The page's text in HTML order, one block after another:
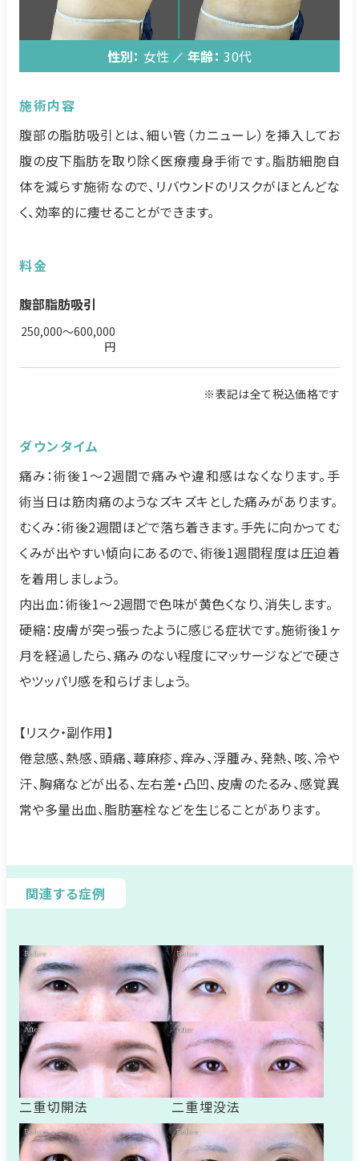
性別： 女性 年齢： 30代
施術内容
腹部の脂肪吸引とは、細い管（カニューレ）を挿入してお
腹の皮下脂肪を取り除く医療痩身手術です。脂肪細胞自
体を減らす施術なので、リバウンドのリスクがほとんどな
く、効率的に痩せることができます。
料金
腹部脂肪吸引
250,000～600,000
円
※表記は全て税込価格です
ダウンタイム
痛み：術後1～2週間で痛みや違和感はなくなります。手
術当日は筋肉痛のようなズキズキとした痛みがあります。
むくみ：術後2週間ほどで落ち着きます。手先に向かってむ
くみが出やすい傾向にあるので、術後1週間程度は圧迫着
を着用しましょう。
内出血：術後1～2週間で色味が黄色くなり、消失します。
硬縮：皮膚が突っ張ったように感じる症状です。施術後1ヶ
月を経過したら、痛みのない程度にマッサージなどで硬さ
やツッパリ感を和らげましょう。
【リスク・副作用】
倦怠感、熱感、頭痛、蕁麻疹、痒み、浮腫み、発熱、咳、冷や
汗、胸痛などが出る、左右差・凸凹、皮膚のたるみ、感覚異
常や多量出血、脂肪塞栓などを生じることがあります。
関連する症例
二重切開法 二重埋没法